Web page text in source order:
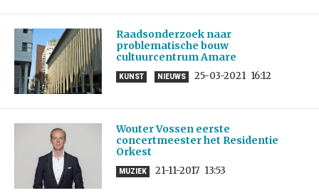
Raadsonderzoek naar
problematische bouw
cultuurcentrum Amare
KUNST NIEUWS 25-03-2021 16:12
Wouter Vossen eerste
concertmeester het Residentie
Orkest
MUZIEK 21-11-2017 13:53